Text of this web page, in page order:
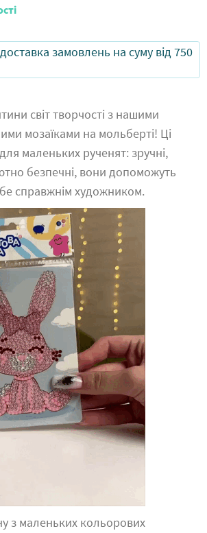
замовлень на суму від 750
світ творчості з нашими
мозаїками на мольберті! Ці
маленьких рученят: зручні,
безпечні, вони допоможуть
справжнім художником.
з маленьких кольорових